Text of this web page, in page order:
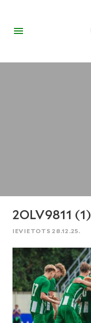
2OLV9811 (1)
IEVIETOTS 28.12.25.